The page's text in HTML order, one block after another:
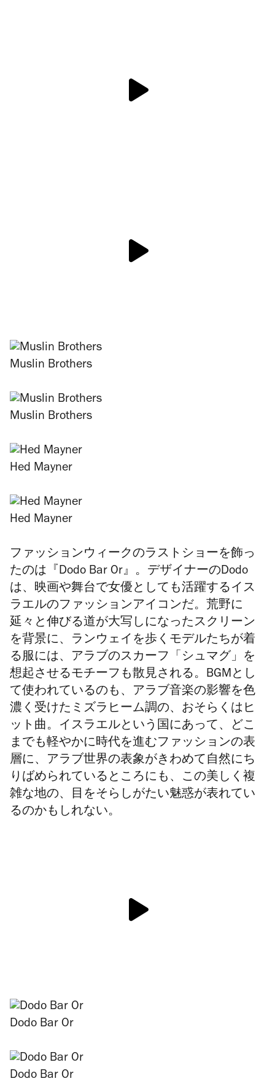
Muslin Brothers
Muslin Brothers
Hed Mayner
Hed Mayner
ファッションウィークのラストショーを飾っ
たのは『Dodo Bar Or』。デザイナーのDodo
は、映画や舞台で女優としても活躍するイス
ラエルのファッションアイコンだ。荒野に
延々と伸びる道が大写しになったスクリーン
を背景に、ランウェイを歩くモデルたちが着
る服には、アラブのスカーフ「シュマグ」を
想起させるモチーフも散見される。BGMとし
て使われているのも、アラブ音楽の影響を色
濃く受けたミズラヒーム調の、おそらくはヒ
ット曲。イスラエルという国にあって、どこ
までも軽やかに時代を進むファッションの表
層に、アラブ世界の表象がきわめて自然にち
りばめられているところにも、この美しく複
雑な地の、目をそらしがたい魅惑が表れてい
るのかもしれない。
Dodo Bar Or
Dodo Bar Or